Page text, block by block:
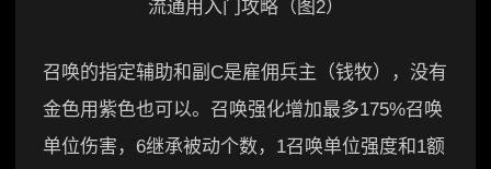
召唤的指定辅助和副C是雇佣兵主（钱牧），没有
金色用紫色也可以。召唤强化增加最多175%召唤
单位伤害，6继承被动个数，1召唤单位强度和1额